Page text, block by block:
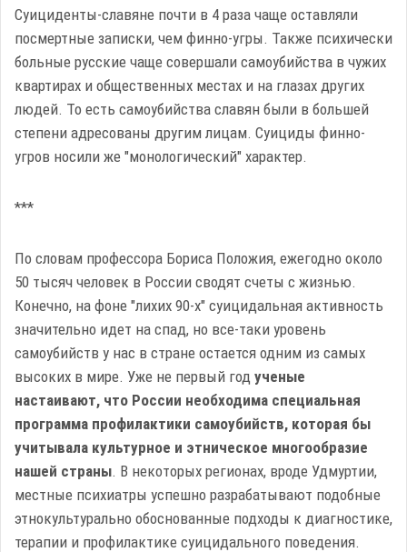
Суициденты-славяне почти в 4 раза чаще оставляли
посмертные записки, чем финно-угры. Также психически
больные русские чаще совершали самоубийства в чужих
квартирах и общественных местах и на глазах других
людей. То есть самоубийства славян были в большей
степени адресованы другим лицам. Суициды финно-
угров носили же "монологический" характер.
***
По словам профессора Бориса Положия, ежегодно около
50 тысяч человек в России сводят счеты с жизнью.
Конечно, на фоне "лихих 90-х" суицидальная активность
значительно идет на спад, но все-таки уровень
самоубийств у нас в стране остается одним из самых
высоких в мире. Уже не первый год ученые
настаивают, что России необходима специальная
программа профилактики самоубийств, которая бы
учитывала культурное и этническое многообразие
нашей страны. В некоторых регионах, вроде Удмуртии,
местные психиатры успешно разрабатывают подобные
этнокультурально обоснованные подходы к диагностике,
терапии и профилактике суицидального поведения.